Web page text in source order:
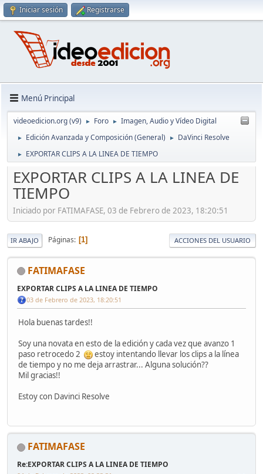
Iniciar sesión Registrarse
Menú Principal
videoedicion.org (v9) ► Foro ► Imagen, Audio y Vídeo Digital
► Edición Avanzada y Composición (General) ► DaVinci Resolve
► EXPORTAR CLIPS A LA LINEA DE TIEMPO
EXPORTAR CLIPS A LA LINEA DE
TIEMPO
Iniciado por FATIMAFASE, 03 de Febrero de 2023, 18:20:51
IR ABAJO Páginas 1 ACCIONES DEL USUARIO
FATIMAFASE
EXPORTAR CLIPS A LA LINEA DE TIEMPO
03 de Febrero de 2023, 18:20:51
Hola buenas tardes!!
Soy una novata en esto de la edición y cada vez que avanzo 1
paso retrocedo 2
estoy intentando llevar los clips a la línea
de tiempo y no me deja arrastrar... Alguna solución??
Mil gracias!!
Estoy con Davinci Resolve
FATIMAFASE
Re:EXPORTAR CLIPS A LA LINEA DE TIEMPO